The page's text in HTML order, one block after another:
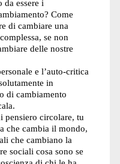
essere i
Come
di cambiare una
se non
delle nostre
e l’auto-critica
in
di cambiamento
pensiero circolare, tu
che cambia il mondo,
che cambiano la
sociali cosa sono se